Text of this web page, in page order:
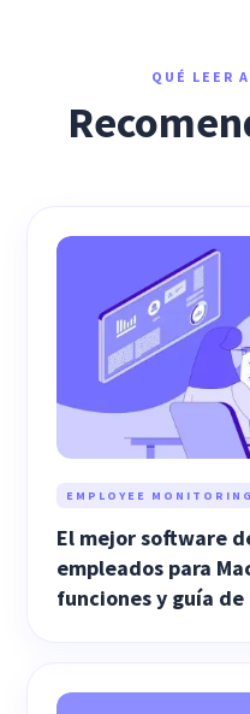
QUÉ LEER
EMPLOYEE MONITORING
El mejor software
empleados para
funciones y guía de